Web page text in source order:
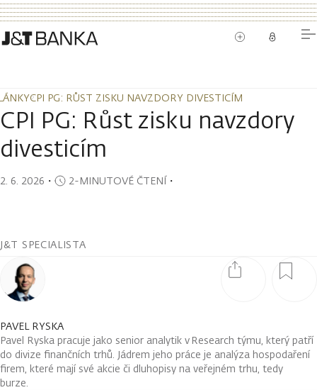
CPI PG: RŮST ZISKU NAVZDORY DIVESTICÍM
CPI PG: RŮST ZISKU NAVZDORY DIVESTICÍM
CPI PG: Růst zisku navzdory
divesticím
2. 6. 2026 ・ 2-MINUTOVÉ ČTENÍ・
J&T SPECIALISTA
PAVEL RYSKA
Pavel Ryska pracuje jako senior analytik v Research týmu, který patří
do divize finančních trhů. Jádrem jeho práce je analýza hospodaření
firem, které mají své akcie či dluhopisy na veřejném trhu, tedy
burze.